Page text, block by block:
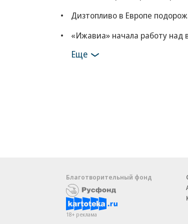
Дизтопливо в Европе
«Ижавиа» начала работу над
Еще
Благотворительный фонд
18+ реклама